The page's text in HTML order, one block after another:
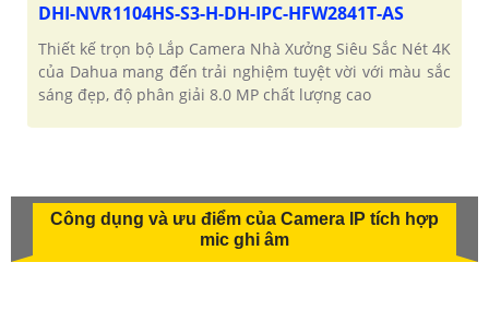
DHI-NVR1104HS-S3-H-DH-IPC-HFW2841T-AS
Thiết kế trọn bộ Lắp Camera Nhà Xưởng Siêu Sắc Nét 4K
của Dahua mang đến trải nghiệm tuyệt vời với màu sắc
sáng đẹp, độ phân giải 8.0 MP chất lượng cao
Công dụng và ưu điểm của Camera IP tích hợp
mic ghi âm